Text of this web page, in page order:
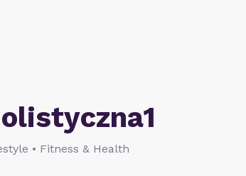
• Fitness & Health